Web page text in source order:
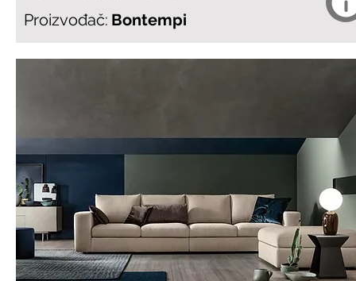
Proizvođač: Bontempi